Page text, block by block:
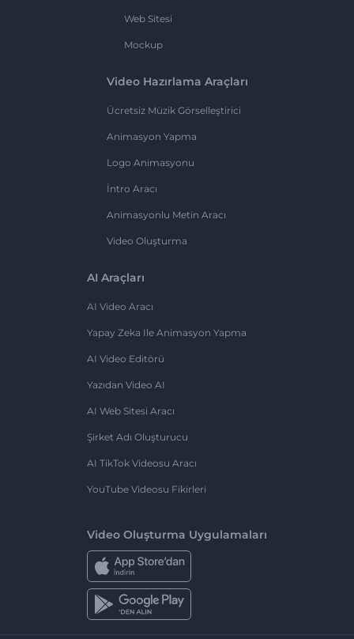
Web Sitesi
Mockup
Video Hazırlama Araçları
Ücretsiz Müzik Görselleştirici
Animasyon Yapma
Logo Animasyonu
İntro Aracı
Animasyonlu Metin Aracı
Video Oluşturma
AI Araçları
AI Video Aracı
Yapay Zeka Ile Animasyon Yapma
AI Video Editörü
Yazıdan Video AI
AI Web Sitesi Aracı
Şirket Adı Oluşturucu
AI TikTok Videosu Aracı
YouTube Videosu Fikirleri
Video Oluşturma Uygulamaları